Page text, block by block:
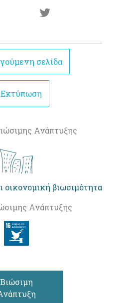
σελίδα
Εκτύπωση
Ανάπτυξης
οικονομική βιωσιμότητα
Ανάπτυξης
Βιώσιμη